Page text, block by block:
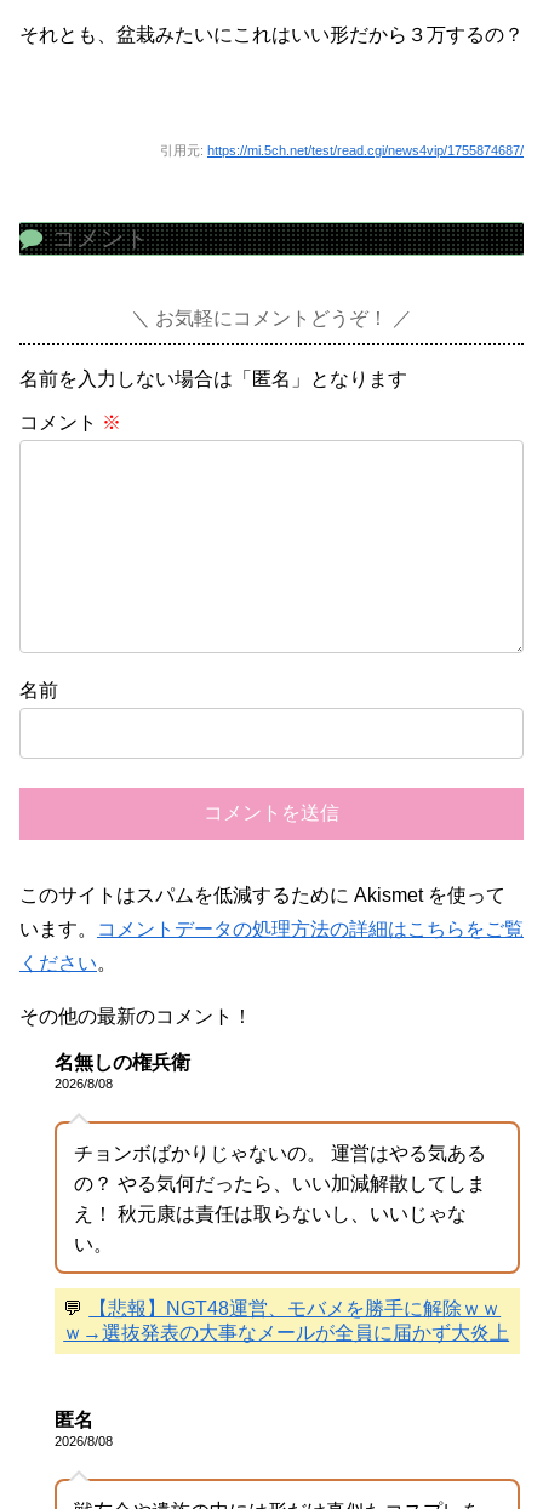
それとも、盆栽みたいにこれはいい形だから３万するの？
引用元: https://mi.5ch.net/test/read.cgi/news4vip/1755874687/
コメント
お気軽にコメントどうぞ！
名前を入力しない場合は「匿名」となります
コメント ※
名前
このサイトはスパムを低減するために Akismet を使って
います。
コメントデータの処理方法の詳細はこちらをご覧
ください。
その他の最新のコメント！
名無しの権兵衛
2026/8/08
チョンボばかりじゃないの。 運営はやる気ある
の？ やる気何だったら、いい加減解散してしま
え！ 秋元康は責任は取らないし、いいじゃな
い。
💬
【悲報】NGT48運営、モバメを勝手に解除ｗｗ
ｗ→選抜発表の大事なメールが全員に届かず大炎上
匿名
2026/8/08